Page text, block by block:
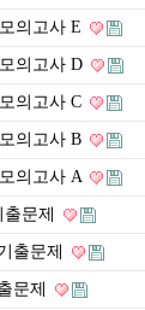
의고사 E
의고사 D
의고사 C
의고사 B
의고사 A
문제
출문제
문제